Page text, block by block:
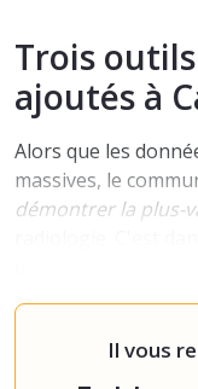
Trois
ajoutés à
Alors que les
massives, le
démontrer la plus-
Il vous